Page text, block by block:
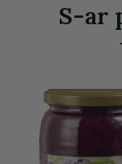
S-ar